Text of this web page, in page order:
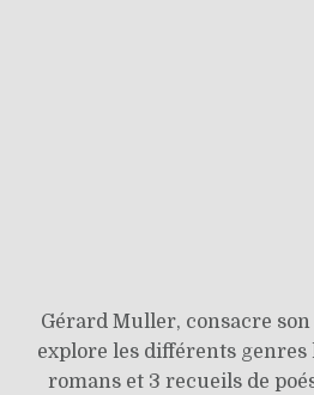
Gérard Muller, consacre
explore les différents
romans et 3 recueils de